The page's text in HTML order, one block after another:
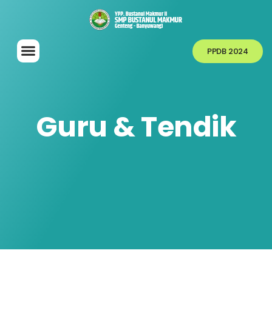
PPDB 2024
Guru & Tendik